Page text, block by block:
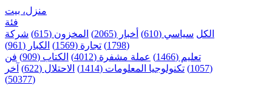
منزل، بيت
فئة
الكل سياسي (610) أخبار (2065) المخزون (615)
شركة
(1798)
تجارة (1569)
الكبار (961)
تعليم (1466)
عملة مشفرة (4012) الكتاب (909)
فن
(1057)
تكنولوجيا المعلومات (1414) الاحتلال (622)
آخر
(50377)